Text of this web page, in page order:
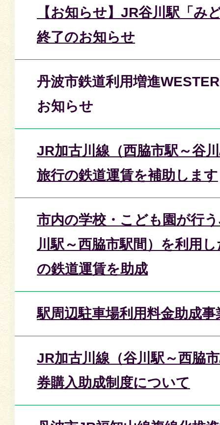
【お知らせ】JR谷川駅「み
終了のお知らせ
丹波市鉄道利用増進
お知らせ
JR加古川線（西脇市駅～谷
旅行の鉄道運賃を補助します
市内の学校・こども園が行
川駅～西脇市駅間）を利用
の鉄道運賃を助成
駅周辺駐車場利用料金助成
JR加古川線（谷川駅～西脇
券購入助成制度について